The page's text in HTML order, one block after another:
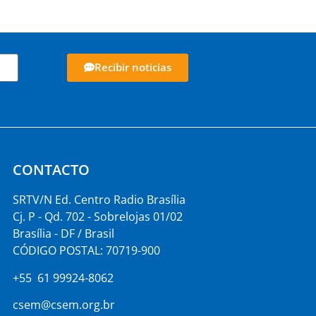
Recibir noticias
CONTACTO
SRTV/N Ed. Centro Radio Brasília
Cj. P - Qd. 702 - Sobrelojas 01/02
Brasília - DF / Brasil
CÓDIGO POSTAL: 70719-900
+55 61 99924-8062
csem@csem.org.br